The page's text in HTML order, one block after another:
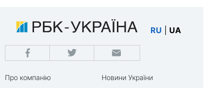
RU UA
Про компанію
Новини України